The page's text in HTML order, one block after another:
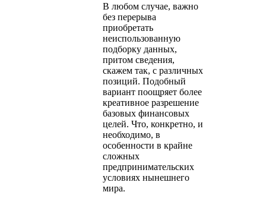
В любом случае, важно
без перерыва
приобретать
неиспользованную
подборку данных,
притом сведения,
скажем так, с различных
позиций. Подобный
вариант поощряет более
креативное разрешение
базовых финансовых
целей. Что, конкретно, и
необходимо, в
особенности в крайне
сложных
предпринимательских
условиях нынешнего
мира.